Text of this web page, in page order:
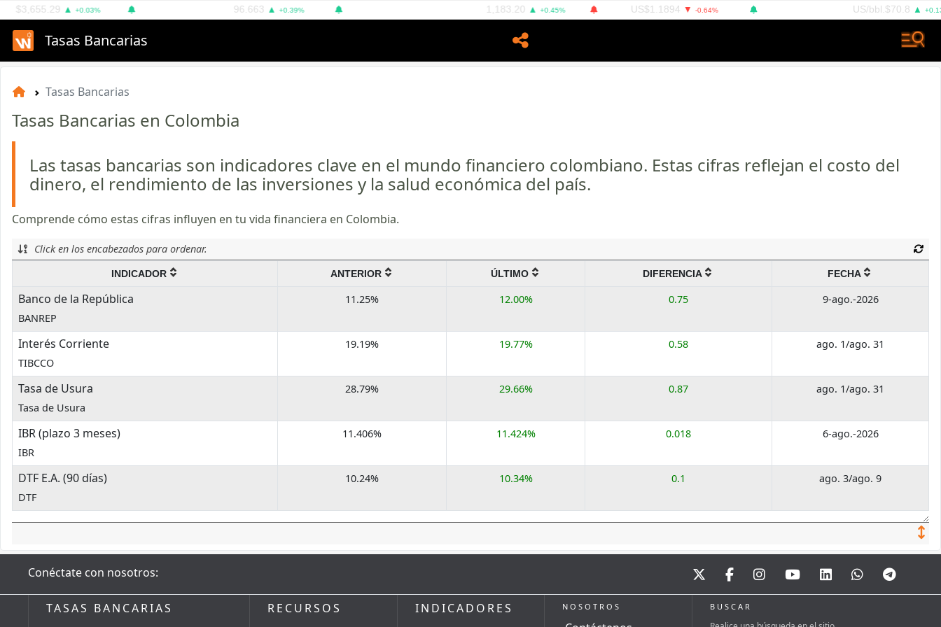
$3,655.29 ▲+0.03% ÍNDICE DOLAR DXY 96.663 ▲+0.39% BLOOMBERG DOLLAR SPOT 1,183.20 ▲+0.45% EURO US$1.1894 ▼-0.64% PETRÓLEO BRENT US/bbl.$70.8 ▲
Tasas Bancarias
Tasas Bancarias
Tasas Bancarias en Colombia
Las tasas bancarias son indicadores clave en el mundo financiero colombiano. Estas cifras reflejan el costo del
dinero, el rendimiento de las inversiones y la salud económica del país.
Comprende cómo estas cifras influyen en tu vida financiera en Colombia.
Click en los encabezados para ordenar.
INDICADOR ANTERIOR ÚLTIMO DIFERENCIA FECHA
Banco de la República
BANREP
11.25% 12.00% 0.75 9-ago.-2026
Interés Corriente
TIBCCO
19.19% 19.77% 0.58 ago. 1/ago. 31
Tasa de Usura
Tasa de Usura
28.79% 29.66% 0.87 ago. 1/ago. 31
IBR (plazo 3 meses)
IBR
11.406% 11.424% 0.018 6-ago.-2026
DTF E.A. (90 días)
DTF
10.24% 10.34% 0.1 ago. 3/ago. 9
Conéctate con nosotros:
TASAS BANCARIAS
RECURSOS
INDICADORES
NOSOTROS BUSCAR